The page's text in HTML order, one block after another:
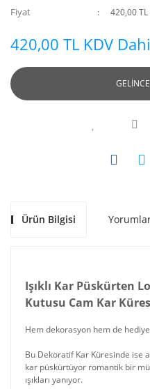
Fiyat 420,00 TL
420,00 TL KDV
Ürün Bilgisi
Işıklı Kar Püskürten
Kutusu Cam Kar
Hem dekorasyon hem de
Bu Dekoratif Kar Küresinde ise
kar püskürtüyor romantik bir
ışıkları yanıyor.